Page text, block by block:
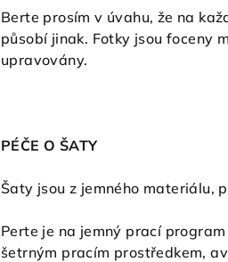
Berte prosím v úvahu, že na
působí jinak. Fotky jsou foceny
upravovány.
PÉČE O ŠATY
Šaty jsou z jemného materiálu,
Perte je na jemný prací
šetrným pracím prostředkem,